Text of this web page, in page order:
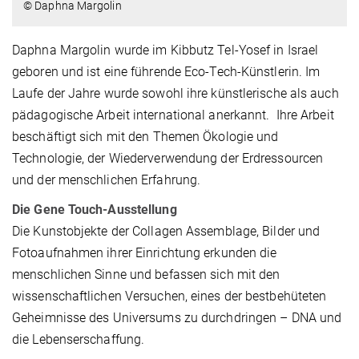
© Daphna Margolin
Daphna Margolin wurde im Kibbutz Tel-Yosef in Israel
geboren und ist eine führende Eco-Tech-Künstlerin. Im
Laufe der Jahre wurde sowohl ihre künstlerische als auch
pädagogische Arbeit international anerkannt. Ihre Arbeit
beschäftigt sich mit den Themen Ökologie und
Technologie, der Wiederverwendung der Erdressourcen
und der menschlichen Erfahrung.
Die Gene Touch-Ausstellung
Die Kunstobjekte der Collagen Assemblage, Bilder und
Fotoaufnahmen ihrer Einrichtung erkunden die
menschlichen Sinne und befassen sich mit den
wissenschaftlichen Versuchen, eines der bestbehüteten
Geheimnisse des Universums zu durchdringen – DNA und
die Lebenserschaffung.